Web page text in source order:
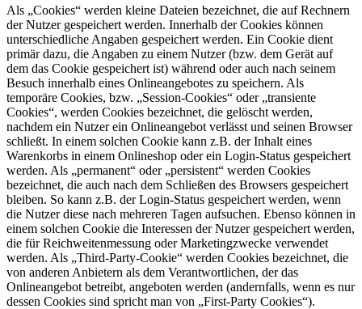
Als „Cookies“ werden kleine Dateien bezeichnet, die auf Rechnern
der Nutzer gespeichert werden. Innerhalb der Cookies können
unterschiedliche Angaben gespeichert werden. Ein Cookie dient
primär dazu, die Angaben zu einem Nutzer (bzw. dem Gerät auf
dem das Cookie gespeichert ist) während oder auch nach seinem
Besuch innerhalb eines Onlineangebotes zu speichern. Als
temporäre Cookies, bzw. „Session-Cookies“ oder „transiente
Cookies“, werden Cookies bezeichnet, die gelöscht werden,
nachdem ein Nutzer ein Onlineangebot verlässt und seinen Browser
schließt. In einem solchen Cookie kann z.B. der Inhalt eines
Warenkorbs in einem Onlineshop oder ein Login-Status gespeichert
werden. Als „permanent“ oder „persistent“ werden Cookies
bezeichnet, die auch nach dem Schließen des Browsers gespeichert
bleiben. So kann z.B. der Login-Status gespeichert werden, wenn
die Nutzer diese nach mehreren Tagen aufsuchen. Ebenso können in
einem solchen Cookie die Interessen der Nutzer gespeichert werden,
die für Reichweitenmessung oder Marketingzwecke verwendet
werden. Als „Third-Party-Cookie“ werden Cookies bezeichnet, die
von anderen Anbietern als dem Verantwortlichen, der das
Onlineangebot betreibt, angeboten werden (andernfalls, wenn es nur
dessen Cookies sind spricht man von „First-Party Cookies“).